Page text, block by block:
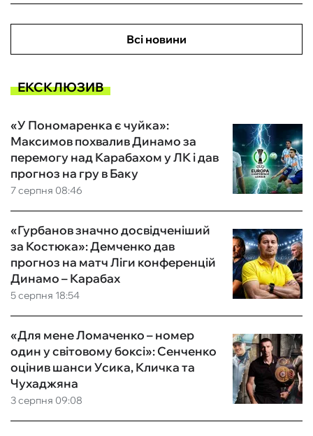
Всі новини
ЕКСКЛЮЗИВ
7 серпня 08:46
«У Пономаренка є чуйка»:
Максимов похвалив Динамо за
перемогу над Карабахом у ЛК і дав
прогноз на гру в Баку
5 серпня 18:54
«Гурбанов значно досвідченіший
за Костюка»: Демченко дав
прогноз на матч Ліги конференцій
Динамо – Карабах
3 серпня 09:08
«Для мене Ломаченко – номер
один у світовому боксі»: Сенченко
оцінив шанси Усика, Кличка та
Чухаджяна